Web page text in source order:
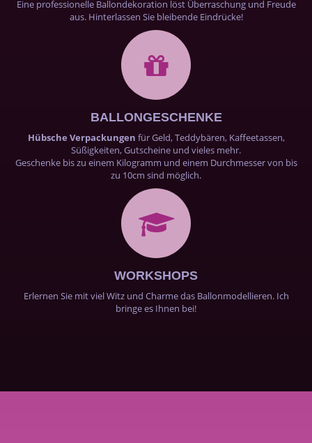
Eine professionelle Ballondekoration löst Überraschung und Freude
aus. Hinterlassen Sie bleibende Eindrücke!
BALLONGESCHENKE
Hübsche Verpackungen für Geld, Teddybären, Kaffeetassen,
Süßigkeiten, Gutscheine und vieles mehr.
Geschenke bis zu einem Kilogramm und einem Durchmesser von bis
zu 10cm sind möglich.
WORKSHOPS
Erlernen Sie mit viel Witz und Charme das Ballonmodellieren. Ich
bringe es Ihnen bei!